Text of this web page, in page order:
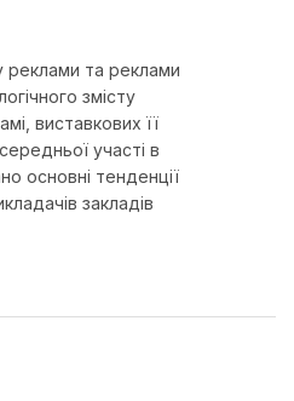
реклами та реклами
змісту
виставкових її
участі в
основні тенденції
закладів